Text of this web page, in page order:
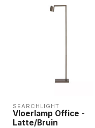
SEARCHLIGHT
Vloerlamp Office -
Latte/Bruin